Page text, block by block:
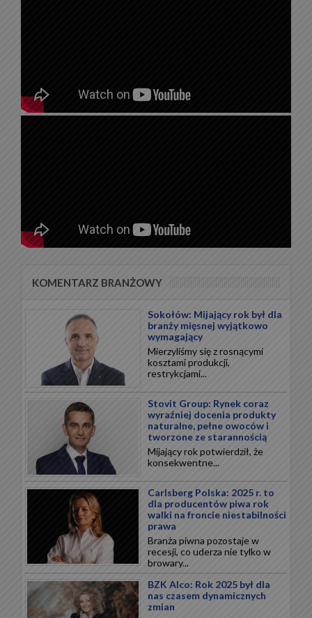
KOMENTARZ BRANŻOWY
Sokołów: Mijający rok był dla
branży mięsnej wyjątkowo
wymagający
Mierzyliśmy się z rosnącymi
kosztami produkcji,
restrykcjami...
Stovit Group: Rynek coraz
wyraźniej docenia produkty
naturalne, pełne owoców i
tworzone ze starannością
Mijający rok potwierdził, że
konsekwentne...
Carlsberg Polska: 2025 r. to
dla producentów piwa rok
walki na froncie niestabilności
prawa
Branża piwna pozostaje w
recesji, co uderza nie tylko w
browary...
BZK Alco: Rok 2025 był dla
nas czasem dynamicznych
zmian